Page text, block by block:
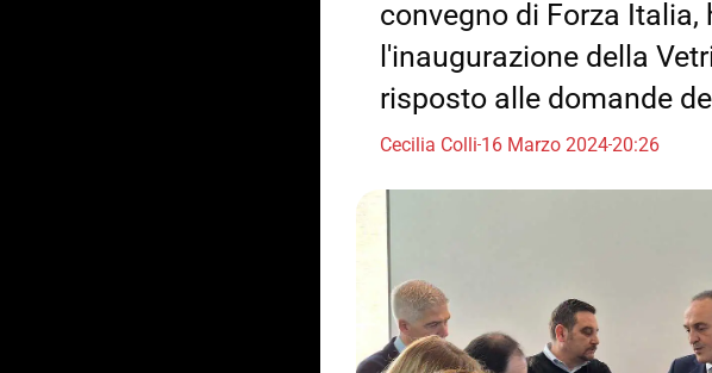
convegno di Forza
l'inaugurazione della
risposto alle domande
Cecilia Colli16 Marzo 202420:26